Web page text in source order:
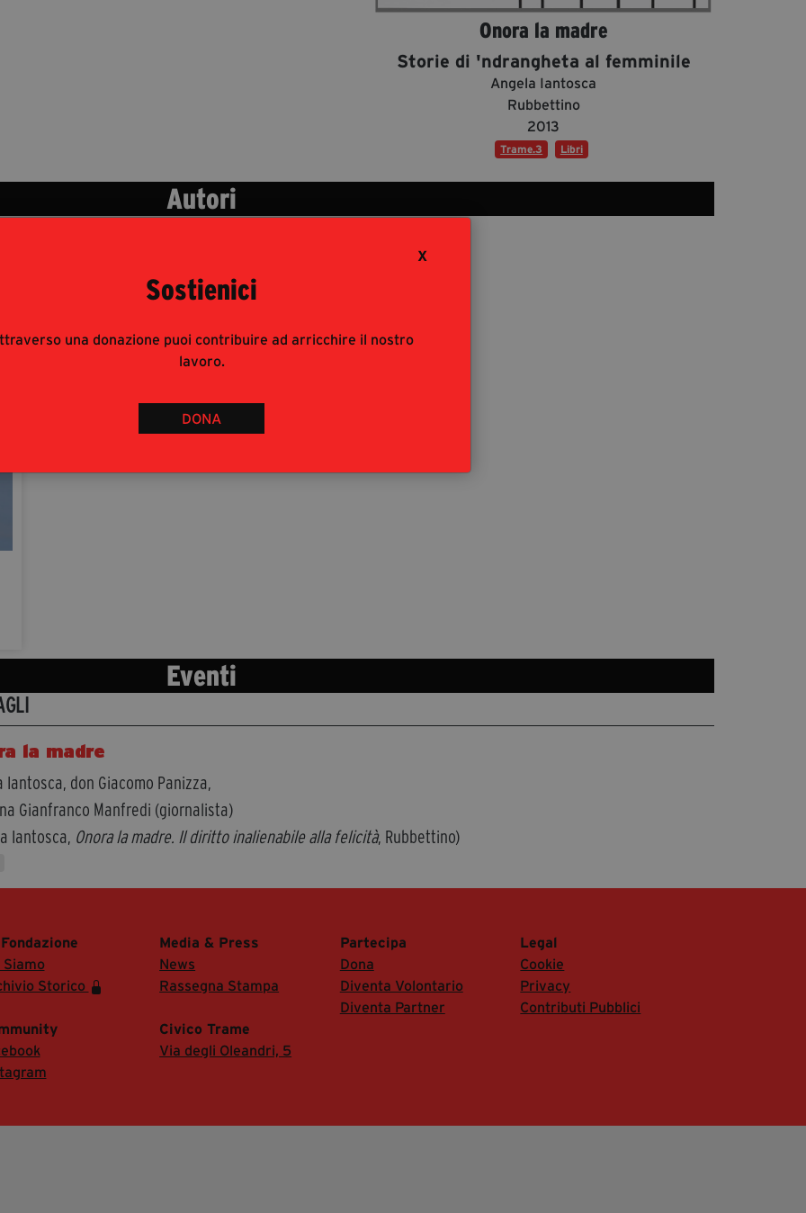
X
Sostienici
una donazione puoi contribuire ad arricchire il nostro
lavoro.
DONA
segreteria@tramefestival.it
info@tramefestival.it
+39 346 954 4078
Onora la madre
Storie di 'ndrangheta al femminile
Angela Iantosca
Rubbettino
2013
Trame.3 Libri
Autori
Eventi
la madre
Iantosca, don Giacomo Panizza,
Gianfranco Manfredi (giornalista)
Iantosca, Onora la madre. Il diritto inalienabile alla felicità, Rubbettino)
Siamo
Storico
Media & Press
News
Rassegna Stampa
Partecipa
Dona
Diventa Volontario
Diventa Partner
Legal
Cookie
Privacy
Contributi Pubblici
Civico Trame
Via degli Oleandri, 5